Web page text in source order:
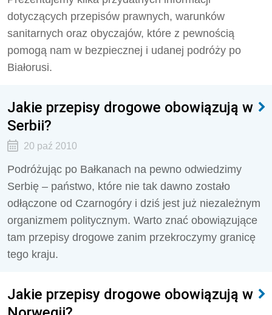
dotyczących przepisów prawnych, warunków
sanitarnych oraz obyczajów, które z pewnością
pomogą nam w bezpiecznej i udanej podróży po
Białorusi.
Jakie przepisy drogowe obowiązują w
Serbii?
20 paź 2010
Podróżując po Bałkanach na pewno odwiedzimy
Serbię – państwo, które nie tak dawno zostało
odłączone od Czarnogóry i dziś jest już niezależnym
organizmem politycznym. Warto znać obowiązujące
tam przepisy drogowe zanim przekroczymy granicę
tego kraju.
Jakie przepisy drogowe obowiązują w